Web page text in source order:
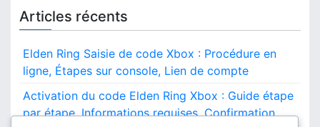
Articles récents
Elden Ring Saisie de code Xbox : Procédure en
ligne, Étapes sur console, Lien de compte
Activation du code Elden Ring Xbox : Guide étape
par étape, Informations requises, Confirmation